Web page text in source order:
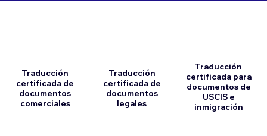
Traducción
certificada de
documentos
comerciales
Traducción
certificada de
documentos
legales
Traducción
certificada para
documentos de
USCIS e
inmigración